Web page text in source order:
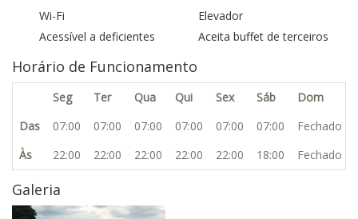
Wi-Fi
Elevador
Acessível a deficientes
Aceita buffet de terceiros
Horário de Funcionamento
Seg Ter Qua Qui Sex Sáb
Dom
Das
07:00 07:00 07:00 07:00 07:00 07:00
Fechado
Às
22:00 22:00 22:00 22:00 22:00 18:00 Fechado
Galeria